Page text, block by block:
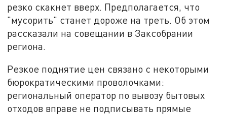
резко скакнет вверх. Предполагается, что
"мусорить" станет дороже на треть. Об этом
рассказали на совещании в Заксобрании
региона.
Резкое поднятие цен связано с некоторыми
бюрократическими проволочками:
региональный оператор по вывозу бытовых
отходов вправе не подписывать прямые